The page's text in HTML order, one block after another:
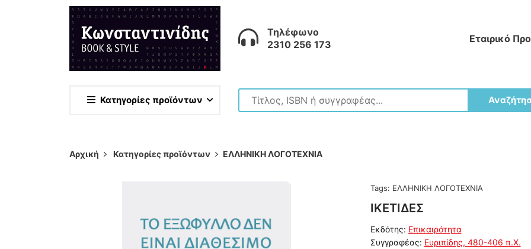
Τηλέφωνο
2310 256 173
Εταιρικό
Κατηγορίες προϊόντων
Αρχική Κατηγορίες προϊόντων ΕΛΛΗΝΙΚΗ ΛΟΓΟΤΕΧΝΙΑ
Tags: ΕΛΛΗΝΙΚΗ ΛΟΓΟΤΕΧΝΙΑ
ΙΚΕΤΙΔΕΣ
Εκδότης: Επικαιρότητα
Συγγραφέας: Ευριπίδης, 480-406 π.Χ.